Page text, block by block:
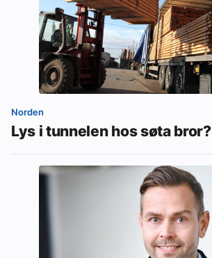
Norden
Lys i tunnelen hos søta bror?